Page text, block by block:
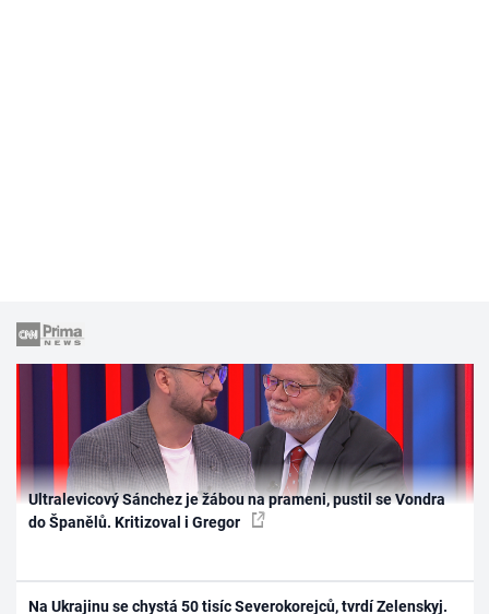
Ultralevicový Sánchez je žábou na prameni, pustil se Vondra
do Španělů. Kritizoval i Gregor
Na Ukrajinu se chystá 50 tisíc Severokorejců, tvrdí Zelenskyj.